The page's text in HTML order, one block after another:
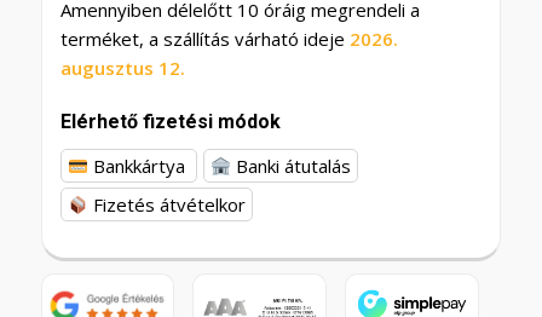
Amennyiben délelőtt 10 óráig megrendeli a
terméket, a szállítás várható ideje 2026.
augusztus 12.
Elérhető fizetési módok
Bankkártya
Banki átutalás
Fizetés átvételkor